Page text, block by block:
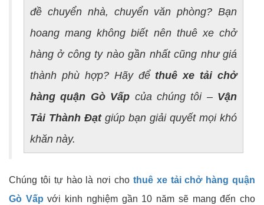
đề chuyển nhà, chuyển văn phòng? Bạn
hoang mang không biết nên thuê xe chở
hàng ở công ty nào gần nhất cũng như giá
thành phù hợp? Hãy để thuê xe tải chở
hàng quận Gò Vấp của chúng tôi – Vận
Tải Thành Đạt giúp bạn giải quyết mọi khó
khăn này.
Chúng tôi tự hào là nơi cho thuê xe tải chở hàng quận
Gò Vấp với kinh nghiệm gần 10 năm sẽ mang đến cho